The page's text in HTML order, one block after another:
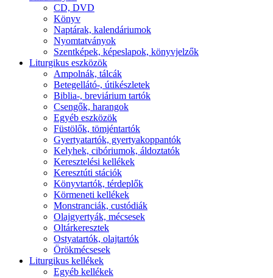
CD, DVD
Könyv
Naptárak, kalendáriumok
Nyomtatványok
Szentképek, képeslapok, könyvjelzők
Liturgikus eszközök
Ampolnák, tálcák
Betegellátó-, útikészletek
Biblia-, breviárium tartók
Csengők, harangok
Egyéb eszközök
Füstölők, tömjéntartók
Gyertyatartók, gyertyakoppantók
Kelyhek, cibóriumok, áldoztatók
Keresztelési kellékek
Keresztúti stációk
Könyvtartók, térdeplők
Körmeneti kellékek
Monstranciák, custódiák
Olajgyertyák, mécsesek
Oltárkeresztek
Ostyatartók, olajtartók
Örökmécsesek
Liturgikus kellékek
Egyéb kellékek